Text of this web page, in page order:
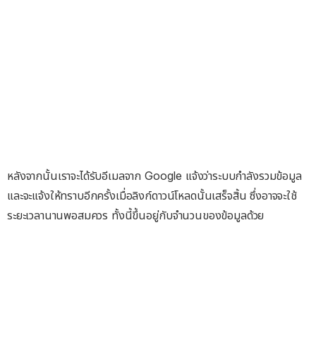
หลังจากนั้นเราจะได้รับอีเมลจาก Google แจ้งว่าระบบกำลังรวมข้อมูล
และจะแจ้งให้ทราบอีกครั้งเมื่อลิงก์ดาวน์โหลดนั้นเสร็จสิ้น ซึ่งอาจจะใช้
ระยะเวลานานพอสมควร ทั้งนี้ขึ้นอยู่กับจำนวนของข้อมูลด้วย